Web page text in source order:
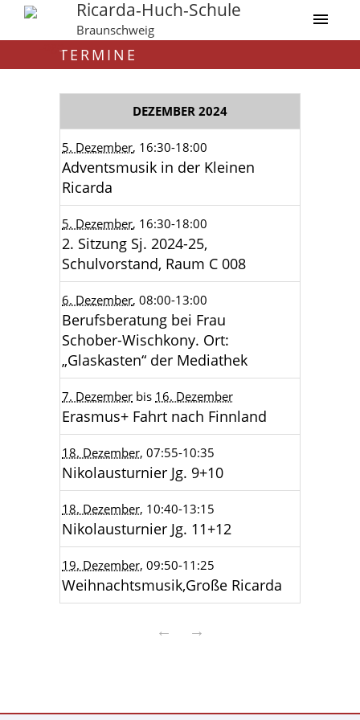
Ricarda-Huch-Schule
Braunschweig
TERMINE
DEZEMBER 2024
5. Dezember, 16:30-18:00
Adventsmusik in der Kleinen
Ricarda
5. Dezember, 16:30-18:00
2. Sitzung Sj. 2024-25,
Schulvorstand, Raum C 008
6. Dezember, 08:00-13:00
Berufsberatung bei Frau
Schober-Wischkony. Ort:
„Glaskasten“ der Mediathek
7. Dezember bis 16. Dezember
Erasmus+ Fahrt nach Finnland
18. Dezember, 07:55-10:35
Nikolausturnier Jg. 9+10
18. Dezember, 10:40-13:15
Nikolausturnier Jg. 11+12
19. Dezember, 09:50-11:25
Weihnachtsmusik,Große Ricarda
← →